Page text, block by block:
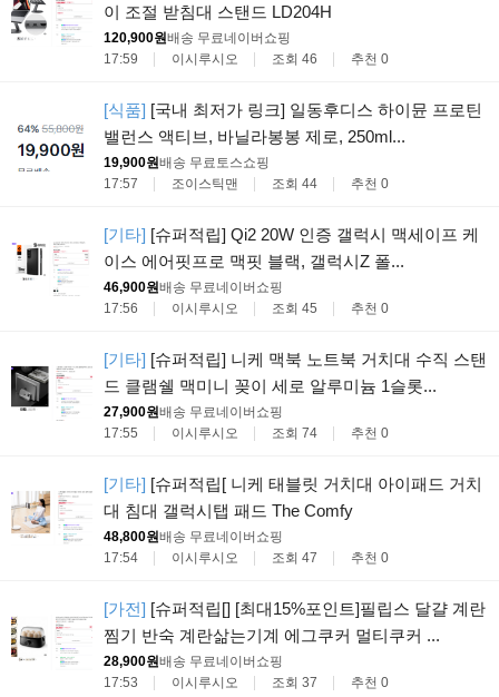
이 조절 받침대 스탠드 LD204H
120,900원배송 무료네이버쇼핑
17:59
이시루시오 조회 46 추천 0
[식품] [국내 최저가 링크] 일동후디스 하이뮨 프로틴
밸런스 액티브, 바닐라봉봉 제로, 250ml...
19,900원배송 무료 토스쇼핑
17:57
조이스틱맨 조회 44 추천 0
[기타] [슈퍼적립] Qi2 20W 인증 갤럭시 맥세이프 케
이스 에어핏프로 맥핏 블랙, 갤럭시Z 폴...
46,900원배송 무료네이버쇼핑
17:56
이시루시오 조회 45 추천 0
[기타] [슈퍼적립] 니케 맥북 노트북 거치대 수직 스탠
드 클램쉘 맥미니 꽂이 세로 알루미늄 1슬롯...
27,900원배송 무료네이버쇼핑
17:55
이시루시오 조회 74 추천 0
[기타] [슈퍼적립[ 니케 태블릿 거치대 아이패드 거치
대 침대 갤럭시탭 패드 The Comfy
48,800원배송 무료네이버쇼핑
17:54
이시루시오 조회 47 추천 0
[가전] [슈퍼적립[] [최대15%포인트]필립스 달걀 계란
찜기 반숙 계란삶는기계 에그쿠커 멀티쿠커 ...
28,900원배송 무료네이버쇼핑
17:53
이시루시오 조회 37 추천 0